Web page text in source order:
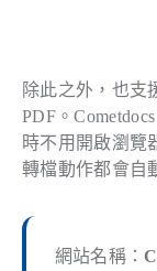
除此之外，也支
PDF。
時不用開啟瀏覽
轉檔動作都會自
網站名稱：